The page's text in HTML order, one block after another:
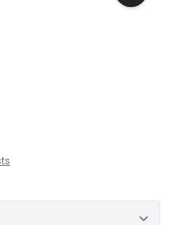
the desired amount